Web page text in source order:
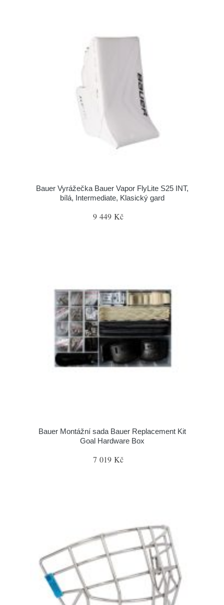
Bauer Vyrážečka Bauer Vapor FlyLite S25 INT,
bílá, Intermediate, Klasický gard
9 449 Kč
Bauer Montážní sada Bauer Replacement Kit
Goal Hardware Box
7 019 Kč